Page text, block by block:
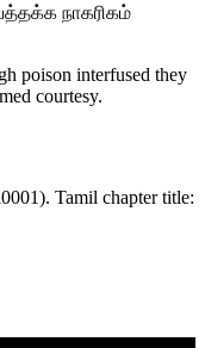
நாகரிகம்
poison interfused they
courtesy.
Tamil chapter title: